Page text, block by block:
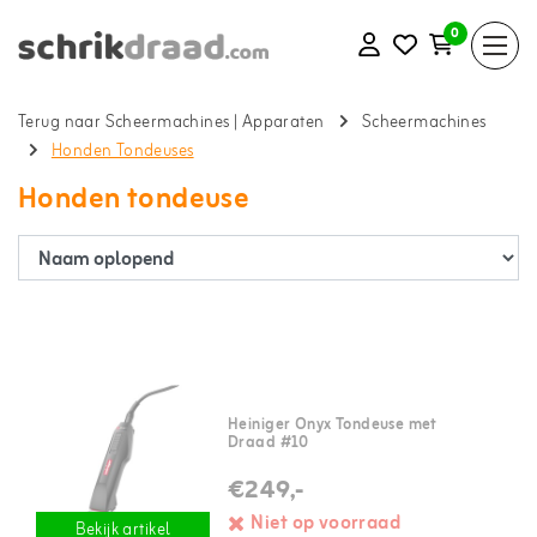
0
Terug naar Scheermachines | Apparaten
Scheermachines
Honden Tondeuses
Honden tondeuse
Bekijk artikel
Heiniger Onyx Tondeuse met
Draad #10
€249,-
Niet op voorraad